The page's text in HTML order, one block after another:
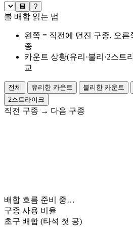
💾 ?
볼 배합 읽는 법
왼쪽 = 직전에 던진 구종, 오
종
카운트 상황(유리·불리·2스트
교
전체 유리한 카운트 불리한 카운트
2스트라이크
직전 구종 → 다음 구종
배합 흐름 준비 중…
구종 사용 비율
초구 배합 (타석 첫 공)